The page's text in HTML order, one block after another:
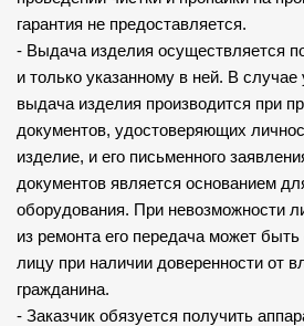
гарантия не предоставляется.
- Выдача изделия осуществляется
и только указанному в ней. В случае
выдача изделия производится при
документов, удостоверяющих
изделие, и его письменного
документов является основанием
оборудования. При невозможности
из ремонта его передача может
лицу при наличии доверенности от
гражданина.
- Заказчик обязуется получить